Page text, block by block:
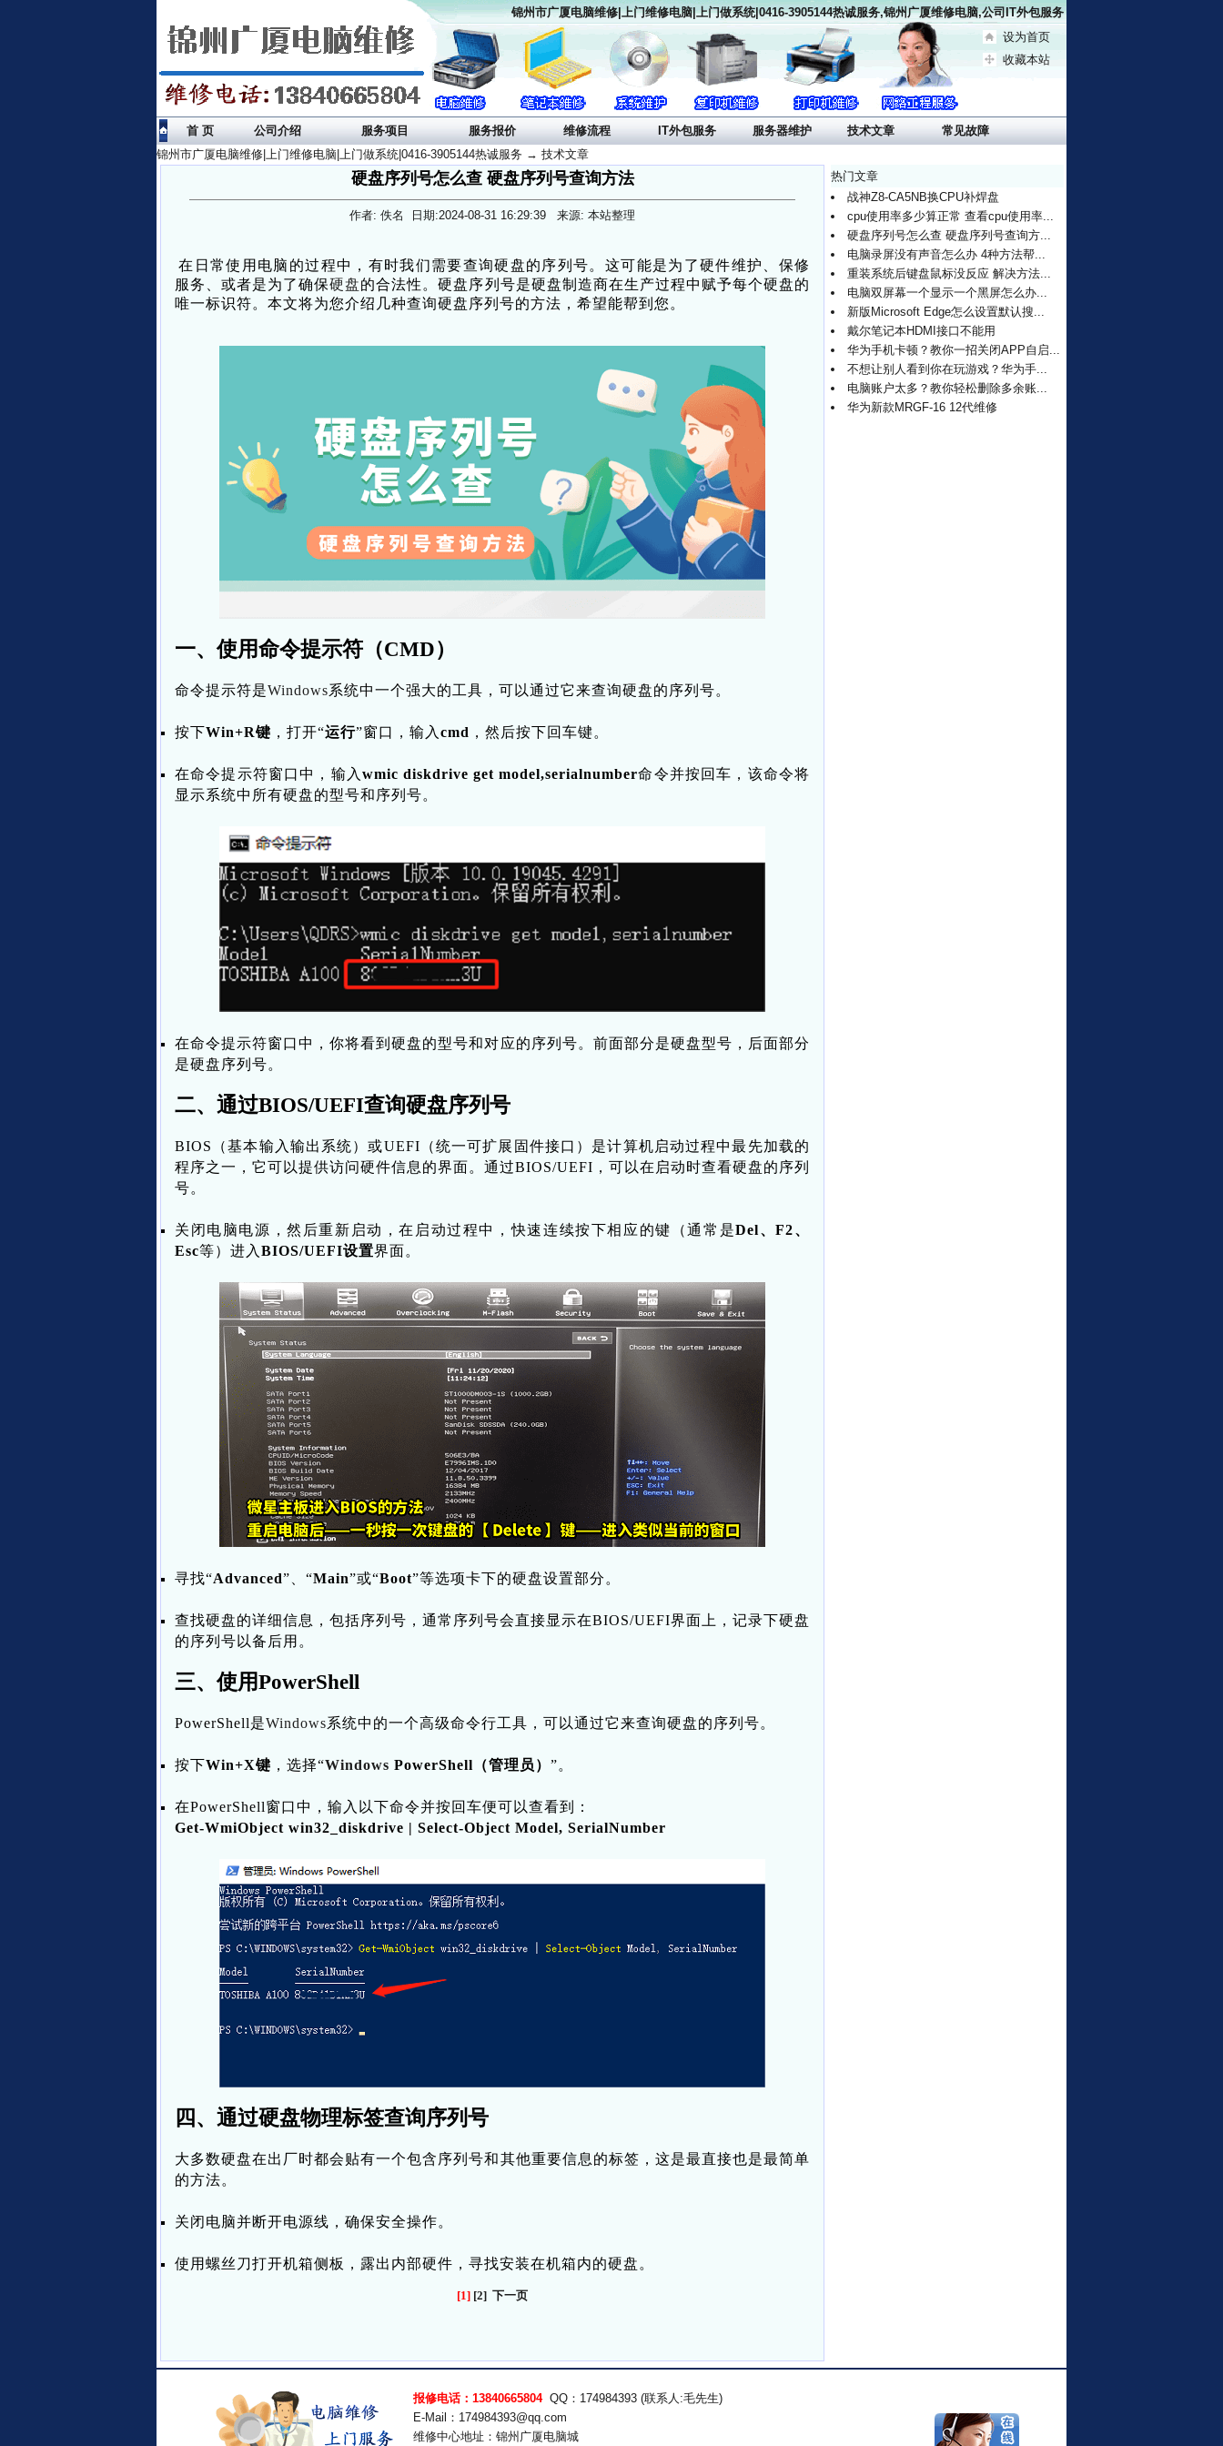
锦州市广厦电脑维修|上门维修电脑|上门做系统|0416-3905144热诚服务,锦州广厦维修电脑,公司IT外包服务
设为首页
收藏本站
首 页 公司介绍 服务项目 服务报价 维修流程 IT外包服务 服务器维护 技术文章
常见故障
锦州市广厦电脑维修|上门维修电脑|上门做系统|0416-3905144热诚服务 → 技术文章
硬盘序列号怎么查 硬盘序列号查询方法
作者: 佚名 日期:2024-08-31 16:29:39 来源: 本站整理
在日常使用电脑的过程中，有时我们需要查询硬盘的序列号。这可能是为了硬件维护、保修
服务、或者是为了确保硬盘的合法性。硬盘序列号是硬盘制造商在生产过程中赋予每个硬盘的
唯一标识符。本文将为您介绍几种查询硬盘序列号的方法，希望能帮到您。
一、使用命令提示符（CMD）
命令提示符是Windows系统中一个强大的工具，可以通过它来查询硬盘的序列号。
按下Win+R键 ，打开“运行”窗口，输入 cmd ，然后按下回车键。
在命令提示符窗口中，输入 wmic diskdrive get model,serialnumber命令并按回车，该命令将
显示系统中所有硬盘的型号和序列号。
在命令提示符窗口中，你将看到硬盘的型号和对应的序列号。前面部分是硬盘型号，后面部分
是硬盘序列号。
二、通过BIOS/UEFI查询硬盘序列号
BIOS（基本输入输出系统）或UEFI（统一可扩展固件接口）是计算机启动过程中最先加载的
程序之一，它可以提供访问硬件信息的界面。通过BIOS/UEFI，可以在启动时查看硬盘的序列
号。
关闭电脑电源，然后重新启动，在启动过程中，快速连续按下相应的键（通常是Del、F2、
Esc等）进入 BIOS/UEFI设置界面。
寻找“Advanced”、“Main”或“Boot”等选项卡下的硬盘设置部分。
查找硬盘的详细信息，包括序列号，通常序列号会直接显示在BIOS/UEFI界面上，记录下硬盘
的序列号以备后用。
三、使用PowerShell
PowerShell是Windows系统中的一个高级命令行工具，可以通过它来查询硬盘的序列号。
按下Win+X键 ，选择“Windows PowerShell（管理员） ”。
在PowerShell窗口中，输入以下命令并按回车便可以查看到：
Get-WmiObject win32_diskdrive | Select-Object Model, SerialNumber
四、通过硬盘物理标签查询序列号
大多数硬盘在出厂时都会贴有一个包含序列号和其他重要信息的标签，这是最直接也是最简单
的方法。
关闭电脑并断开电源线，确保安全操作。
使用螺丝刀打开机箱侧板，露出内部硬件，寻找安装在机箱内的硬盘。
[1] [2] 下一页
热门文章
战神Z8-CA5NB换CPU补焊盘
cpu使用率多少算正常 查看cpu使用率...
硬盘序列号怎么查 硬盘序列号查询方...
电脑录屏没有声音怎么办 4种方法帮...
重装系统后键盘鼠标没反应 解决方法...
电脑双屏幕一个显示一个黑屏怎么办...
新版Microsoft Edge怎么设置默认搜...
戴尔笔记本HDMI接口不能用
华为手机卡顿？教你一招关闭APP自启...
不想让别人看到你在玩游戏？华为手...
电脑账户太多？教你轻松删除多余账...
华为新款MRGF-16 12代维修
报修电话：13840665804QQ：174984393 (联系人:毛先生)
E-Mail：174984393@qq.com
维修中心地址：锦州广厦电脑城